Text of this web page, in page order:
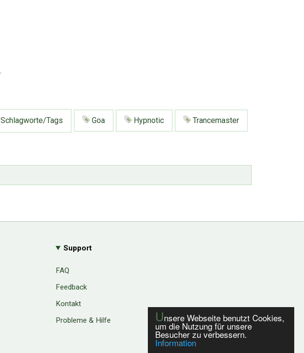
Unsere Webseite benutzt Cookies,
um die Nutzung für unsere
Besucher zu verbessern.
Information
Schlagworte/Tags Goa Hypnotic Trancemaster
Support
FAQ
Feedback
Kontakt
Probleme & Hilfe